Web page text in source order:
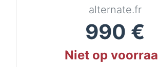
alternate.fr
990 €
Niet op